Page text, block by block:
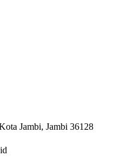
Jambi, Jambi 36128